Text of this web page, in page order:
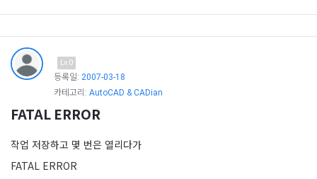
Lv.0
등록일: 2007-03-18
카테고리: AutoCAD & CADian
FATAL ERROR
작업 저장하고 몇 번은 열리다가
FATAL ERROR